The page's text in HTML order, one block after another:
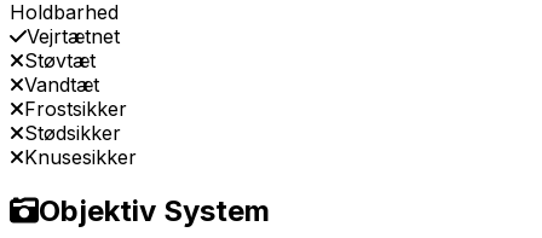
Holdbarhed
Vejrtætnet
Støvtæt
Vandtæt
Frostsikker
Stødsikker
Knusesikker
Objektiv System